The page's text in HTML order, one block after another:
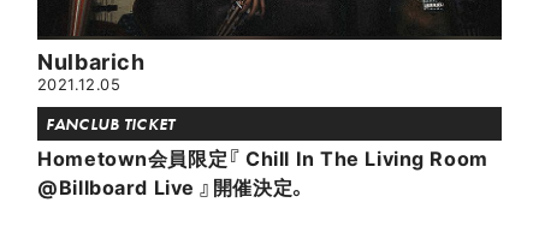
Nulbarich
2021.12.05
FANCLUB TICKET
Hometown会員限定『 Chill In The Living Room
@Billboard Live 』開催決定。